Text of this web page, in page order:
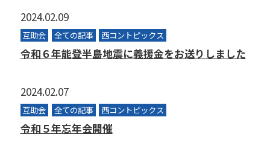
2024.02.09
互助会 全ての記事 西コントピックス
令和６年能登半島地震に義援金をお送りしました
2024.02.07
互助会 全ての記事 西コントピックス
令和５年忘年会開催